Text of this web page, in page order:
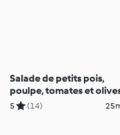
Salade de petits pois,
poulpe, tomates et
5 (14)